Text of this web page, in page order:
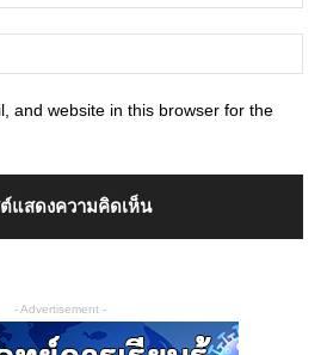
and website in this browser for the
- Advertisement -